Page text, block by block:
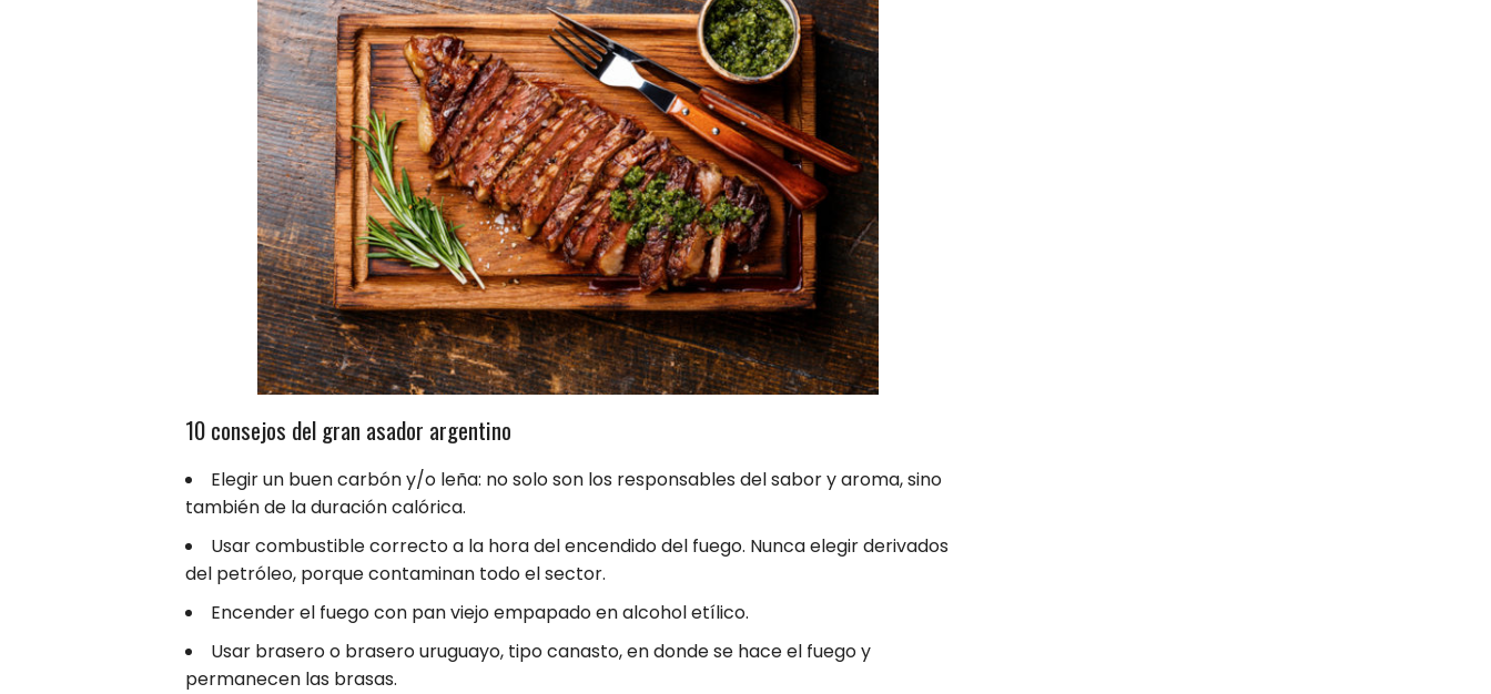
10 consejos del gran asador argentino
Elegir un buen carbón y/o leña: no solo son los responsables del sabor y aroma, sino
también de la duración calórica.
Usar combustible correcto a la hora del encendido del fuego. Nunca elegir derivados
del petróleo, porque contaminan todo el sector.
Encender el fuego con pan viejo empapado en alcohol etílico.
Usar brasero o brasero uruguayo, tipo canasto, en donde se hace el fuego y
permanecen las brasas.